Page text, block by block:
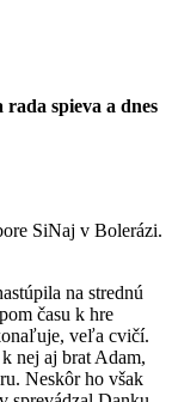
spieva a dnes
SiNaj v Bolerázi.
na strednú
času k hre
veľa cvičí.
nej aj brat Adam,
Neskôr ho však